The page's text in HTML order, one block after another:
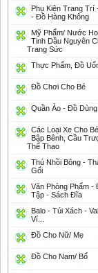
Phụ Kiện Trang Trí
- Đồ Hàng Không
Mỹ Phẩm/ Nước
Tinh Dầu Nguyên
Trang Sức
Thực Phẩm, Đồ
Đồ Chơi Cho Bé
Quần Áo - Đồ
Các Loại Xe Cho
Bập Bênh, Cầu
Thể Thao
Thú Nhồi Bông -
Gối
Văn Phòng Phẩm -
Tập - Sách Đĩa
Balo - Túi Xách -
Ví...
Đồ Cho Nữ/ Mẹ
Đồ Cho Nam/ Bố